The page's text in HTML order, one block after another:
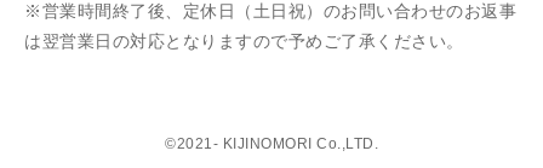
営業時間終了後、定休日（土日祝）のお問い合わせのお返事
は翌営業日の対応となりますので予めご了承ください。
©2021- KIJINOMORI Co.,LTD.